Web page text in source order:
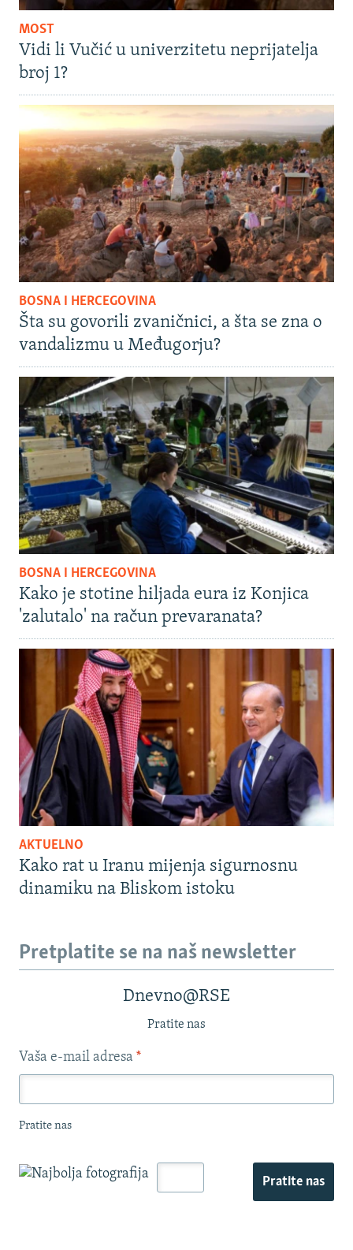
MOST
Vidi li Vučić u univerzitetu neprijatelja
broj 1?
BOSNA I HERCEGOVINA
Šta su govorili zvaničnici, a šta se zna o
vandalizmu u Međugorju?
BOSNA I HERCEGOVINA
Kako je stotine hiljada eura iz Konjica
'zalutalo' na račun prevaranata?
AKTUELNO
Kako rat u Iranu mijenja sigurnosnu
dinamiku na Bliskom istoku
Pretplatite se na naš newsletter
Dnevno@RSE
Pratite nas
Vaša e-mail adresa *
Pratite nas
Pratite nas